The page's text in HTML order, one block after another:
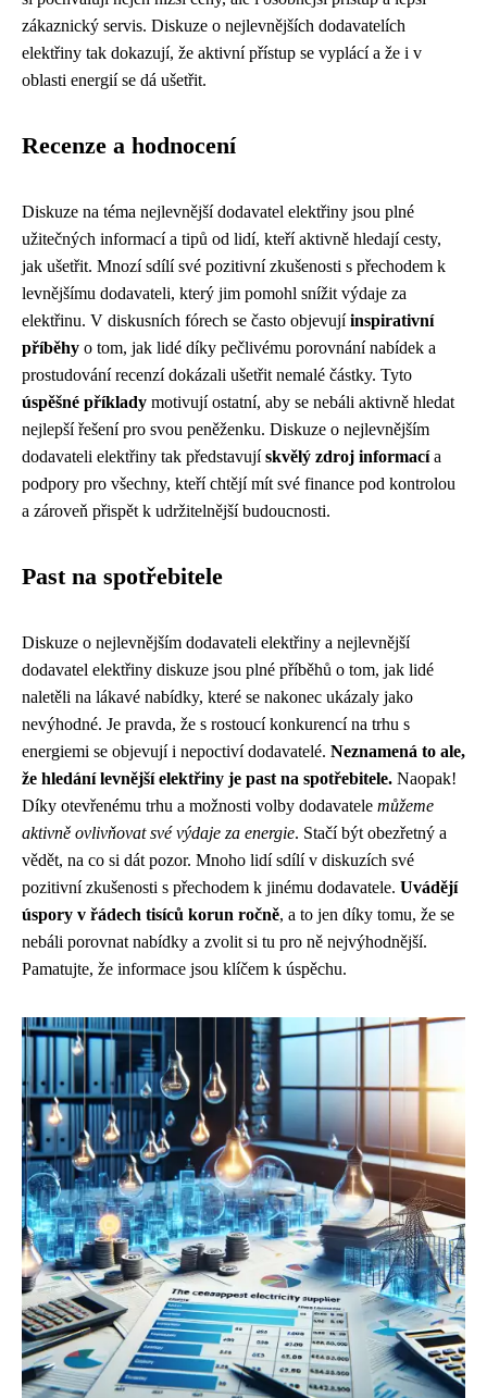
zákaznický servis. Diskuze o nejlevnějších dodavatelích
elektřiny tak dokazují, že aktivní přístup se vyplácí a že i v
oblasti energií se dá ušetřit.
Recenze a hodnocení
Diskuze na téma nejlevnější dodavatel elektřiny jsou plné
užitečných informací a tipů od lidí, kteří aktivně hledají cesty,
jak ušetřit. Mnozí sdílí své pozitivní zkušenosti s přechodem k
levnějšímu dodavateli, který jim pomohl snížit výdaje za
elektřinu. V diskusních fórech se často objevujíinspirativní
příběhy o tom, jak lidé díky pečlivému porovnání nabídek a
prostudování recenzí dokázali ušetřit nemalé částky. Tyto
úspěšné příklady motivují ostatní, aby se nebáli aktivně hledat
nejlepší řešení pro svou peněženku. Diskuze o nejlevnějším
dodavateli elektřiny tak představujískvělý zdroj informacía
podpory pro všechny, kteří chtějí mít své finance pod kontrolou
a zároveň přispět k udržitelnější budoucnosti.
Past na spotřebitele
Diskuze o nejlevnějším dodavateli elektřiny a nejlevnější
dodavatel elektřiny diskuze jsou plné příběhů o tom, jak lidé
naletěli na lákavé nabídky, které se nakonec ukázaly jako
nevýhodné. Je pravda, že s rostoucí konkurencí na trhu s
energiemi se objevují i nepoctiví dodavatelé. Neznamená to ale,
že hledání levnější elektřiny je past na spotřebitele. Naopak!
Díky otevřenému trhu a možnosti volby dodavatele můžeme
aktivně ovlivňovat své výdaje za energie. Stačí být obezřetný a
vědět, na co si dát pozor. Mnoho lidí sdílí v diskuzích své
pozitivní zkušenosti s přechodem k jinému dodavatele. Uvádějí
úspory v řádech tisíců korun ročně, a to jen díky tomu, že se
nebáli porovnat nabídky a zvolit si tu pro ně nejvýhodnější.
Pamatujte, že informace jsou klíčem k úspěchu.